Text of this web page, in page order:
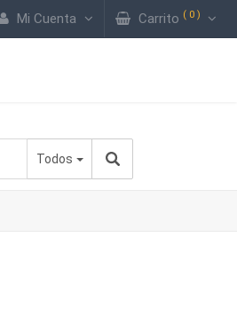
Mi Cuenta Carrito ( 0 )
Todos